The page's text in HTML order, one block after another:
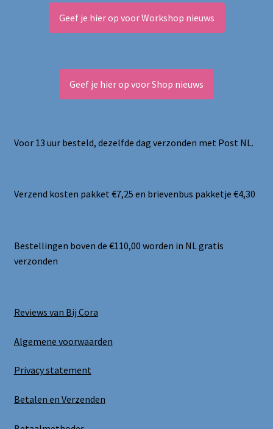
Geef je hier op voor Workshop nieuws
Geef je hier op voor Shop nieuws
Voor 13 uur besteld, dezelfde dag verzonden met Post NL.
Verzend kosten pakket €7,25 en brievenbus pakketje €4,30
Bestellingen boven de €110,00 worden in NL gratis
verzonden
Reviews van Bij Cora
Algemene voorwaarden
Privacy statement
Betalen en Verzenden